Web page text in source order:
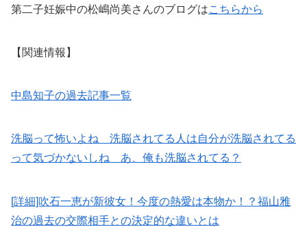
第二子妊娠中の松嶋尚美さんのブログはこちらから
【関連情報】
中島知子の過去記事一覧
洗脳って怖いよね 洗脳されてる人は自分が洗脳されてる
って気づかないしね あ、俺も洗脳されてる？
[詳細]吹石一恵が新彼女！今度の熱愛は本物か！？福山雅
治の過去の交際相手との決定的な違いとは